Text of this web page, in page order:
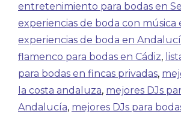
entretenimiento para bodas en
experiencias de boda con música
experiencias de boda en
flamenco para bodas en Cádiz,
para bodas en fincas privadas,
la costa andaluza, mejores DJs
Andalucía, mejores DJs para